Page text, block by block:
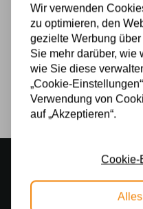
Stromversorgung
Lichtquelle
500 m2 großes
Wir verwenden
zu optimieren, den
gezielte Werbung
Sie mehr darüber, wie
wie Sie diese
„Cookie-
Verwendung von
auf „Akzeptieren“.
Cookie-